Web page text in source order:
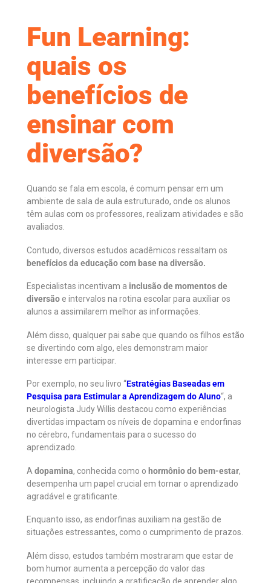
Fun Learning:
quais os
benefícios de
ensinar com
diversão?
Quando se fala em escola, é comum pensar em um
ambiente de sala de aula estruturado, onde os alunos
têm aulas com os professores, realizam atividades e são
avaliados.
Contudo, diversos estudos acadêmicos ressaltam os
benefícios da educação com base na diversão.
Especialistas incentivam a inclusão de momentos de
diversão e intervalos na rotina escolar para auxiliar os
alunos a assimilarem melhor as informações.
Além disso, qualquer pai sabe que quando os filhos estão
se divertindo com algo, eles demonstram maior
interesse em participar.
Por exemplo, no seu livro “Estratégias Baseadas em
Pesquisa para Estimular a Aprendizagem do Aluno“, a
neurologista Judy Willis destacou como experiências
divertidas impactam os níveis de dopamina e endorfinas
no cérebro, fundamentais para o sucesso do
aprendizado.
A dopamina, conhecida como o hormônio do bem-estar,
desempenha um papel crucial em tornar o aprendizado
agradável e gratificante.
Enquanto isso, as endorfinas auxiliam na gestão de
situações estressantes, como o cumprimento de prazos.
Além disso, estudos também mostraram que estar de
bom humor aumenta a percepção do valor das
recompensas, incluindo a gratificação de aprender algo